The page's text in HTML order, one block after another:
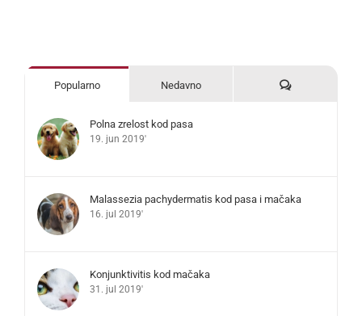
Popularno Nedavno Komentari
Polna zrelost kod pasa
19. jun 2019'
Malassezia pachydermatis kod pasa i mačaka
16. jul 2019'
Konjunktivitis kod mačaka
31. jul 2019'